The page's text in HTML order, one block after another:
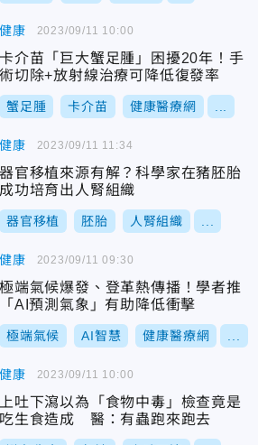
健康
卡介苗「巨大蟹足腫」困擾20年！手
術切除+放射線治療可降低復發率
蟹足腫 卡介苗 健康醫療網
2023/09/11 10:00
健康
器官移植來源有解？科學家在豬胚胎
成功培育出人腎組織
器官移植 胚胎 人腎組織
2023/09/11 11:34
健康
極端氣候爆發、登革熱傳播！學者推
「AI預測氣象」有助降低衝擊
極端氣候 AI智慧 健康醫療網
2023/09/11 09:30
健康
上吐下瀉以為「食物中毒」檢查竟是
吃生食造成 醫：有蟲跑來跑去
2023/09/11 10:00